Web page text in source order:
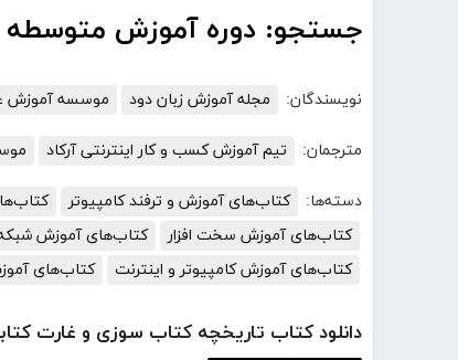
جستجو: دوره آموزش متوسطه
نویسندگان: مجله آموزش زبان دود موسسه آموزش
مترجمان: تیم آموزش کسب و کار اینترنتی آرکاد
دسته‌ها: کتاب‌های آموزش و ترفند کامپیوتر
کتاب‌های آموزش سخت افزار
کتاب‌های آموزش
کتاب‌های آموزش کامپیوتر و اینترنت
کتاب‌های
دانلود کتاب تاریخچه کتاب سوزی و غارت